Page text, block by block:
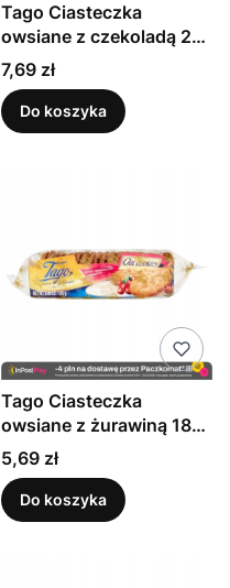
Tago Ciasteczka
owsiane z czekoladą 210
g
Cena
7,69 zł
Do koszyka
Tago Ciasteczka
owsiane z żurawiną 185
g
Cena
5,69 zł
Do koszyka